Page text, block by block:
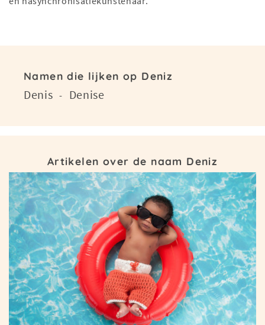
Namen die lijken op Deniz
Denis - Denise
Artikelen over de naam Deniz